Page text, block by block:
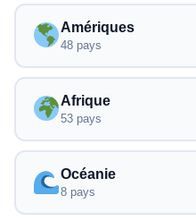
Amériques
48 pays
Afrique
53 pays
Océanie
8 pays